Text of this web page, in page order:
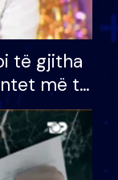
të gjitha
më të
Do më